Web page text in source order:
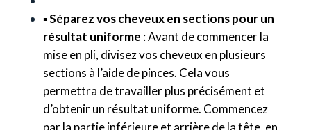
▪️Séparez vos cheveux en sections pour un
résultat uniforme : Avant de commencer la
mise en pli, divisez vos cheveux en plusieurs
sections à l’aide de pinces. Cela vous
permettra de travailler plus précisément et
d’obtenir un résultat uniforme. Commencez
par la partie inférieure et arrière de la tête, en